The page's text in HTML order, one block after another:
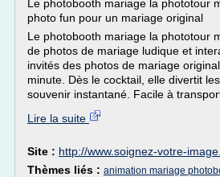
Le photobooth mariage la phototour
photo fun pour un mariage original
Le photobooth mariage la phototour
de photos de mariage ludique et
invités des photos de mariage
minute. Dès le cocktail, elle divertit
souvenir instantané. Facile à
Lire la suite
Site : http://www.soignez-votre-
Thèmes liés : animation mariage